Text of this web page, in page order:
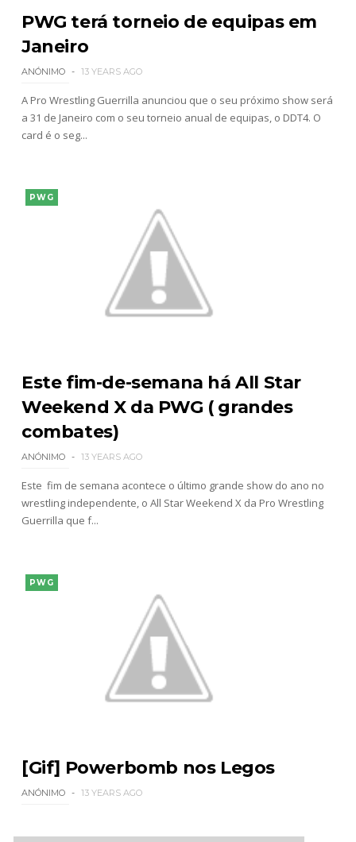
PWG terá torneio de equipas em
Janeiro
ANÓNIMO 13 YEARS AGO
A Pro Wrestling Guerrilla anunciou que o seu próximo show será
a 31 de Janeiro com o seu torneio anual de equipas, o DDT4. O
card é o seg...
PWG
Este fim-de-semana há All Star
Weekend X da PWG ( grandes
combates)
ANÓNIMO 13 YEARS AGO
Este fim de semana acontece o último grande show do ano no
wrestling independente, o All Star Weekend X da Pro Wrestling
Guerrilla que f...
PWG
[Gif] Powerbomb nos Legos
ANÓNIMO 13 YEARS AGO